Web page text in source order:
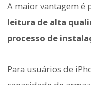
A maior vantagem é
leitura de alta
processo de
Para usuários de